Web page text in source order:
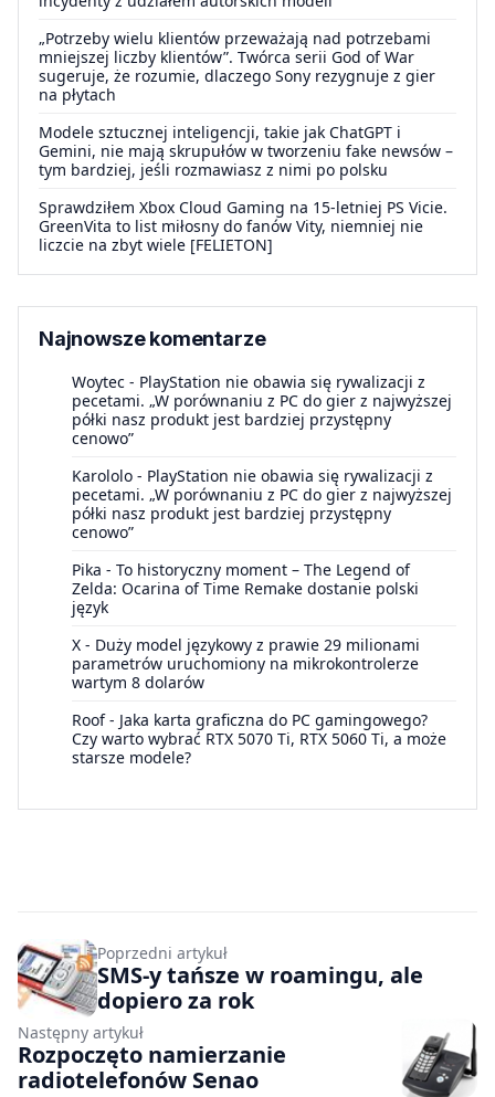
„Potrzeby wielu klientów przeważają nad potrzebami
mniejszej liczby klientów”. Twórca serii God of War
sugeruje, że rozumie, dlaczego Sony rezygnuje z gier
na płytach
Modele sztucznej inteligencji, takie jak ChatGPT i
Gemini, nie mają skrupułów w tworzeniu fake newsów –
tym bardziej, jeśli rozmawiasz z nimi po polsku
Sprawdziłem Xbox Cloud Gaming na 15-letniej PS Vicie.
GreenVita to list miłosny do fanów Vity, niemniej nie
liczcie na zbyt wiele [FELIETON]
Najnowsze komentarze
Woytec - PlayStation nie obawia się rywalizacji z
pecetami. „W porównaniu z PC do gier z najwyższej
półki nasz produkt jest bardziej przystępny
cenowo”
Karololo - PlayStation nie obawia się rywalizacji z
pecetami. „W porównaniu z PC do gier z najwyższej
półki nasz produkt jest bardziej przystępny
cenowo”
Pika - To historyczny moment – The Legend of
Zelda: Ocarina of Time Remake dostanie polski
język
X - Duży model językowy z prawie 29 milionami
parametrów uruchomiony na mikrokontrolerze
wartym 8 dolarów
Roof- Jaka karta graficzna do PC gamingowego?
Czy warto wybrać RTX 5070 Ti, RTX 5060 Ti, a może
starsze modele?
Poprzedni artykuł
SMS-y tańsze w roamingu, ale
dopiero za rok
Następny artykuł
Rozpoczęto namierzanie
radiotelefonów Senao